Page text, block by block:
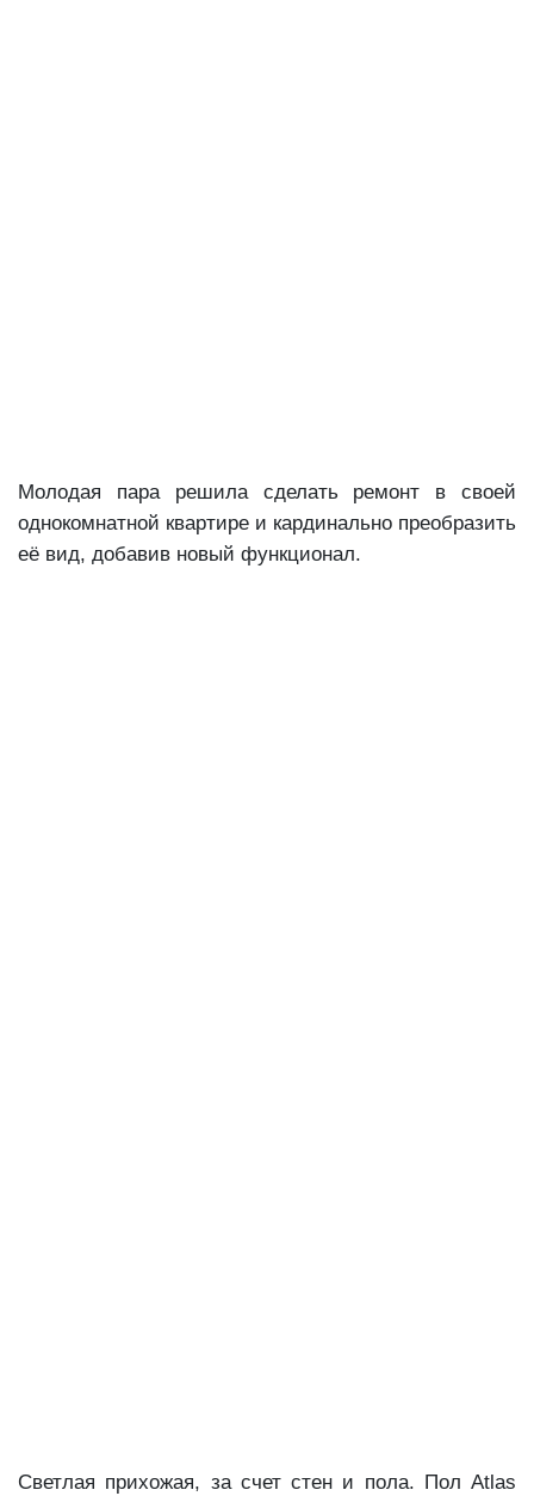
Молодая пара решила сделать ремонт в своей
однокомнатной квартире и кардинально преобразить
её вид, добавив новый функционал.
Светлая прихожая, за счет стен и пола. Пол Atlas